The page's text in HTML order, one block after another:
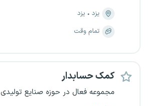
یزد
یزد
تمام وقت
کمک حسابدار
مجموعه فعال در حوزه صنایع تولیدی